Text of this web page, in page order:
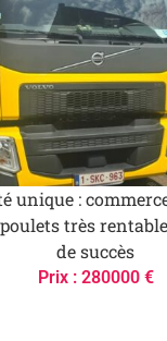
unique :
très
de succès
Prix : 280000 €